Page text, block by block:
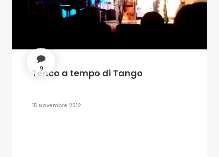
9
Tenco a tempo di Tango
15 Novembre 2012